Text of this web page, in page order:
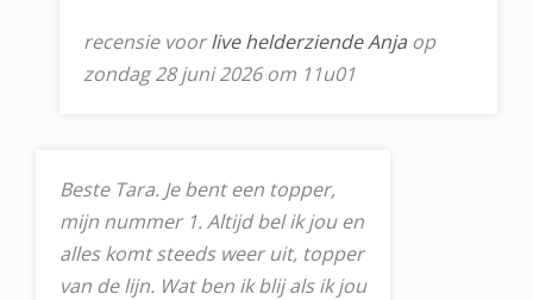
recensie voorlive helderziende Anja op
zondag 28 juni 2026 om 11u01
Beste Tara. Je bent een topper,
mijn nummer 1. Altijd bel ik jou en
alles komt steeds weer uit, topper
van de lijn. Wat ben ik blij als ik jou